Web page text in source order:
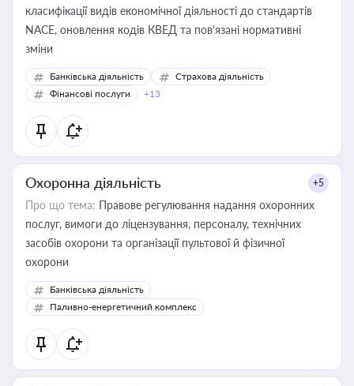
класифікації видів економічної діяльності до стандартів
NACE, оновлення кодів КВЕД та пов'язані нормативні
зміни
Банківська діяльність
Страхова діяльність
Фінансові послуги
+13
Охоронна діяльність +5
Про що тема: Правове регулювання надання охоронних
послуг, вимоги до ліцензування, персоналу, технічних
засобів охорони та організації пультової й фізичної
охорони
Банківська діяльність
Паливно-енергетичний комплекс